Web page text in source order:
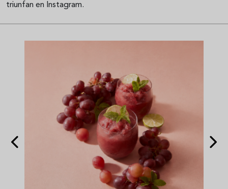
triunfan en Instagram.